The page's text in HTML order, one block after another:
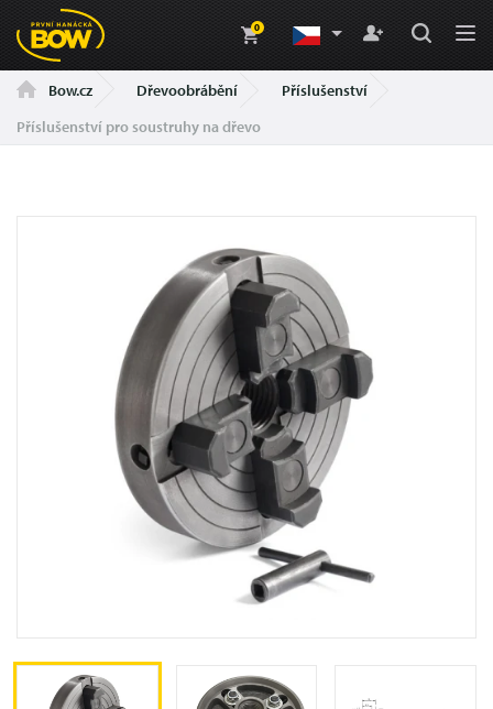
0
Bow.cz Dřevoobrábění
Příslušenství
Příslušenství pro soustruhy na dřevo